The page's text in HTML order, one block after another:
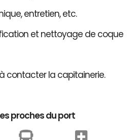
entretien, etc.
et nettoyage de coque
contacter la capitainerie.
proches du port